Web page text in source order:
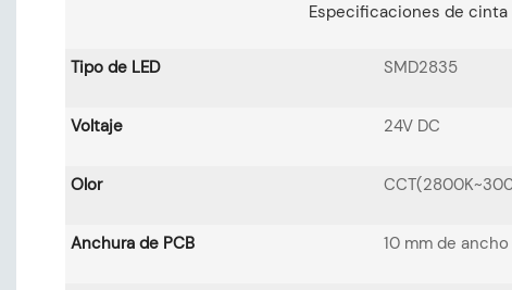
Especificaciones de cinta
Tipo de LED SMD2835
Voltaje 24V DC
Olor
Anchura de PCB 10 mm de ancho